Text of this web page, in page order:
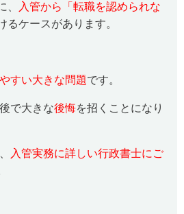
、
入管から「転職を認められな
るケースがあります。
すい大きな問題です。
で大きな後悔を招くことになり
入管実務に詳しい行政書士にご